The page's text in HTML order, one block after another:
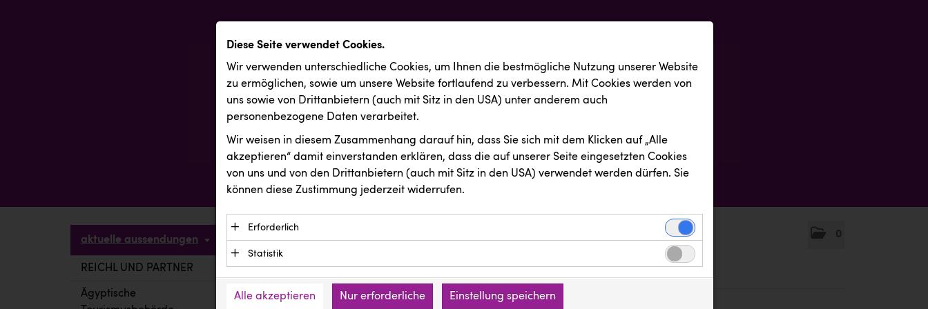
0
aktuelle aussendungen
REICHL UND PARTNER
Ägyptische
Diese Seite verwendet Cookies.
Wir verwenden unterschiedliche Cookies, um Ihnen die best­mögliche Nutzung unserer Website
zu ermöglichen, sowie um unsere Website fortlaufend zu verbessern. Mit Cookies werden von
uns sowie von Drittanbietern (auch mit Sitz in den USA) unter anderem auch
personenbezogene Daten verarbeitet.
Wir weisen in diesem Zusammenhang darauf hin, dass Sie sich mit dem Klicken auf „Alle
akzeptieren“ damit ein­ver­standen erklären, dass die auf unserer Seite eingesetzten Cookies
von uns und von den Drittanbietern (auch mit Sitz in den USA) verwendet werden dürfen. Sie
können diese Zustimmung jederzeit widerrufen.
Erforderlich
Essenzielle Cookies ermöglichen grundlegende Funktionen und sind für die einwandfreie
Funktion der Website erforderlich. Diese Cookies speichern keine personenbezogenen
Daten und werden an keine Dritten übermittelt.
Anbieter: Eigentümer der Website (Erstanbieter)
Statistik
verstehen, wie unsere Besucher unsere Website nutzen.
Alle akzeptieren Nur erforderliche Einstellung speichern